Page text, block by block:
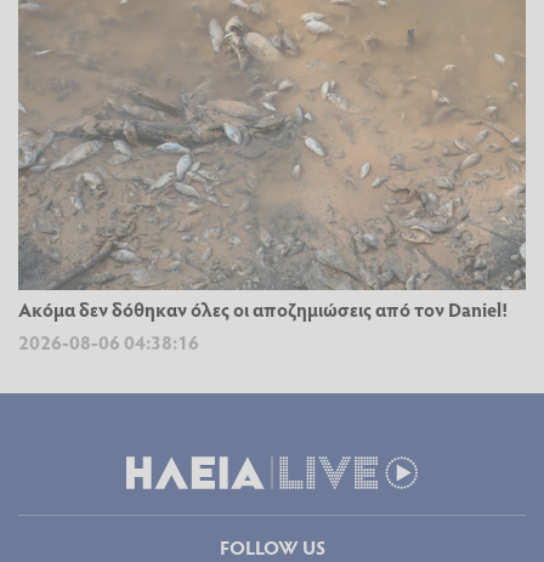
Ακόμα δεν δόθηκαν όλες οι αποζημιώσεις από τον Daniel!
2026-08-06 04:38:16
FOLLOW US